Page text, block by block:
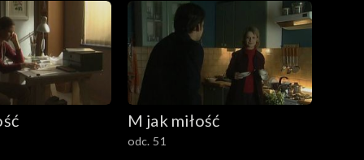
M jak miłość
odc. 51